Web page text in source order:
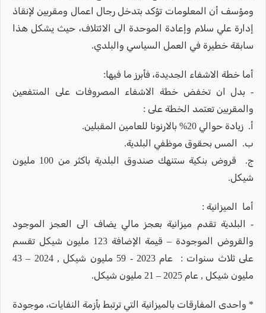
ومؤسف أن المعلومات تؤكد بتدخل رجال اعمال ومقربين لإنقاذ
إدارة علي سلام وإعادة الموحدة الى الائتلاف، حيث يشكل هذا
سابقة خطيرة في العمل السياسي والبلدي.
أما خطة الاشفاء الجديدة، فأبرز ما فيها:
- بدل ان تخفض خطة الاشفاء المصروفات على المنتفعين
والمقربين تعتمد الخطة على :
أ‌. زيادة حوالي 20% بالارنونا للعامين المقبلين.
ب‌. المس بحقوق موظفي البلدية.
ج‌. قروض بنكية ستنهك صندوق البلدية باكثر من 100 مليون
شيكل.
أما الميزانية :
- البلدية تقدم ميزانية بعجز مالي يضاف الى العجز الموجود
والقروض الموجودة – قيمة الإضافة 123 مليون شيكل تقسم
على ثلاث سنوات : عام 2023 - 59 مليون شيكل , 2024 – 43
مليون شيكل , عام 2025 – 21 مليون شيكل.
* واحدى المفارقات بالميزانية التي ترتبط بأزمة النفايات، موجودة